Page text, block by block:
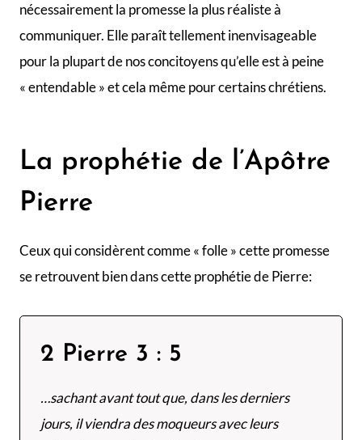
nécessairement la promesse la plus réaliste à
communiquer. Elle paraît tellement inenvisageable
pour la plupart de nos concitoyens qu’elle est à peine
« entendable » et cela même pour certains chrétiens.
La prophétie de l’Apôtre
Pierre
Ceux qui considèrent comme « folle » cette promesse
se retrouvent bien dans cette prophétie de Pierre:
2 Pierre 3 : 5
…sachant avant tout que, dans les derniers
jours, il viendra des moqueurs avec leurs